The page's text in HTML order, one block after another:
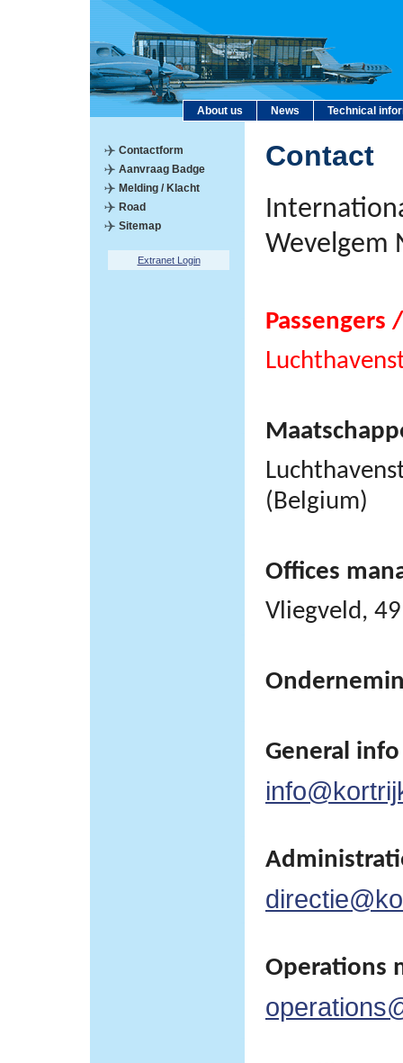
About us News Technical
Contactform
Aanvraag Badge
Melding / Klacht
Road
Sitemap
Extranet Login
Contact
Wevelgem
Passengers
(Belgium)
Offices
Vliegveld,
General
Operations